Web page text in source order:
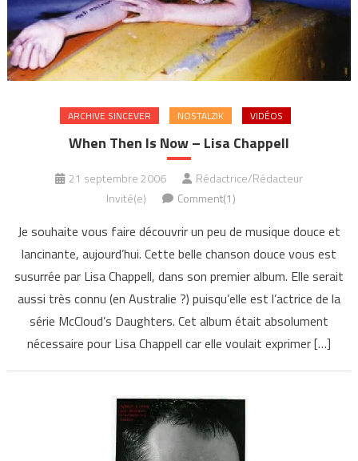
ARCHIVE SINCEVER NOSTALZIK VIDÉOS
When Then Is Now – Lisa Chappell
21 septembre 2006
Rédactrice/Rédacteur
Invité(e)
Comment(1)
Je souhaite vous faire découvrir un peu de musique douce et
lancinante, aujourd’hui. Cette belle chanson douce vous est
susurrée par Lisa Chappell, dans son premier album. Elle serait
aussi très connu (en Australie ?) puisqu’elle est l’actrice de la
série McCloud’s Daughters. Cet album était absolument
nécessaire pour Lisa Chappell car elle voulait exprimer […]